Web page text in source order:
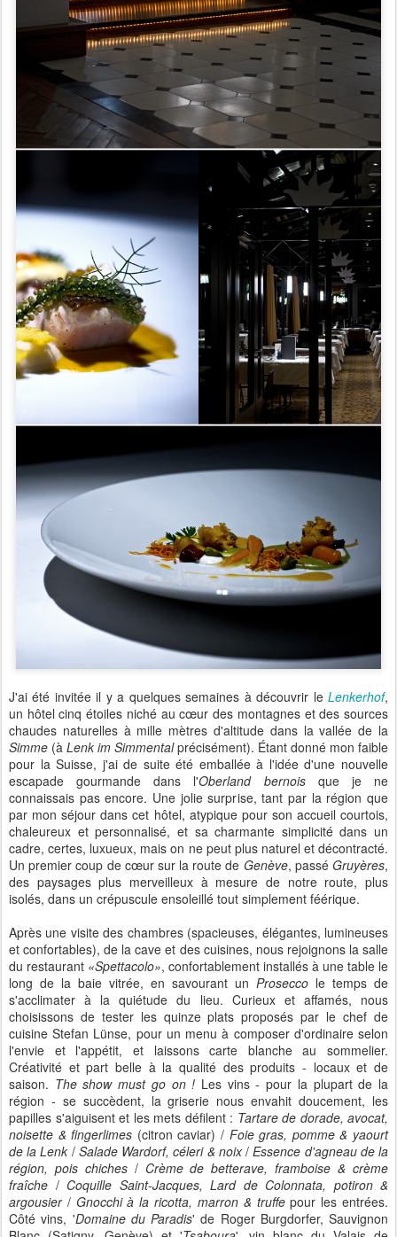
J'ai été invitée il y a quelques semaines à découvrir le Lenkerhof,
un hôtel cinq étoiles niché au cœur des montagnes et des sources
chaudes naturelles à mille mètres d'altitude dans la vallée de la
Simme (à Lenk im Simmentalprécisément). Étant donné mon faible
pour la Suisse, j'ai de suite été emballée à l'idée d'une nouvelle
escapade gourmande dans l'Oberland bernoisque je ne
connaissais pas encore. Une jolie surprise, tant par la région que
par mon séjour dans cet hôtel, atypique pour son accueil courtois,
chaleureux et personnalisé, et sa charmante simplicité dans un
cadre, certes, luxueux, mais on ne peut plus naturel et décontracté.
Un premier coup de cœur sur la route de Genève, passéGruyères,
des paysages plus merveilleux à mesure de notre route, plus
isolés, dans un crépuscule ensoleillé tout simplement féérique.
Après une visite des chambres (spacieuses, élégantes, lumineuses
et confortables), de la cave et des cuisines, nous rejoignons la salle
du restaurant «Spettacolo», confortablement installés à une table le
long de la baie vitrée, en savourant un Prosecco le temps de
s'acclimater à la quiétude du lieu. Curieux et affamés, nous
choisissons de tester les quinze plats proposés par le chef de
cuisine Stefan Lünse, pour un menu à composer d'ordinaire selon
l'envie et l'appétit, et laissons carte blanche au sommelier.
Créativité et part belle à la qualité des produits - locaux et de
saison. The show must go on ! Les vins - pour la plupart de la
région - se succèdent, la griserie nous envahit doucement, les
papilles s'aiguisent et les mets défilent : Tartare de dorade, avocat,
noisette & fingerlimes (citron caviar) / Foie gras, pomme & yaourt
de la Lenk / Salade Wardorf, céleri & noix/Essence d'agneau de la
région, pois chiches/ Crème de betterave, framboise & crème
fraîche / Coquille Saint-Jacques, Lard de Colonnata, potiron &
argousier/ Gnocchi à la ricotta, marron & truffepour les entrées.
Côté vins, 'Domaine du Paradis' de Roger Burgdorfer, Sauvignon